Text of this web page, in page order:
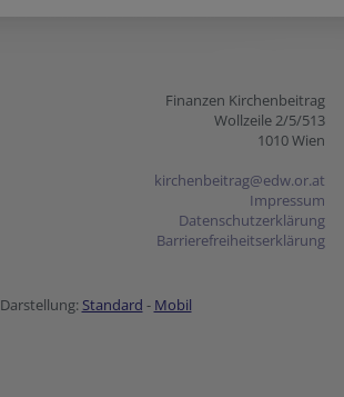
Finanzen Kirchenbeitrag
Wollzeile 2/5/513
1010 Wien
kirchenbeitrag@edw.or.at
Impressum
Datenschutzerklärung
Barrierefreiheitserklärung
Darstellung: Standard - Mobil